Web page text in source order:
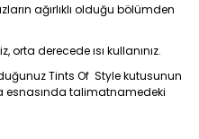
ağırlıklı olduğu bölümden
orta derecede ısı kullanınız.
Tints Of Style kutusunun
esnasında talimatnamedeki